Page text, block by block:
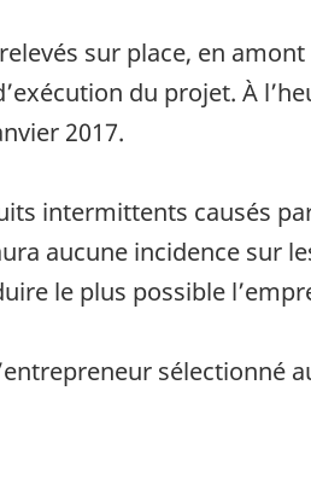
sur place, en
du projet. À
2017.
intermittents causés
aucune incidence sur
le plus possible
sélectionné